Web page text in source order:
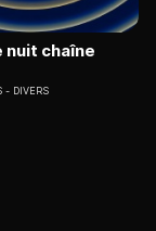
nuit chaîne
- DIVERS